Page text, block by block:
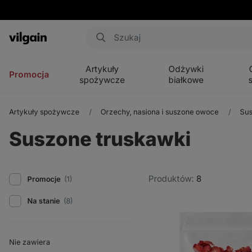
Aktin
Promocja
Artykuły
spożywcze
Odżywki
białkowe
Artykuły spożywcze Orzechy, nasiona i suszone owoce
Suszone truskawki
Produktów: 8
Promocje (1)
Na stanie (8)
Nie zawiera